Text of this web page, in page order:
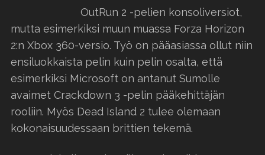
OutRun 2 -pelien konsoliversiot,
mutta esimerkiksi muun muassa Forza Horizon
2:n Xbox 360-versio. Työ on pääasiassa ollut niin
ensiluokkaista pelin kuin pelin osalta, että
esimerkiksi Microsoft on antanut Sumolle
avaimet Crackdown 3 -pelin pääkehittäjän
rooliin. Myös Dead Island 2 tulee olemaan
kokonaisuudessaan brittien tekemä.